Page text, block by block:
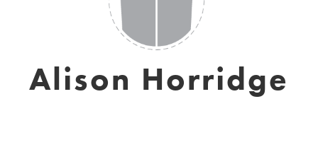
Alison Horridge